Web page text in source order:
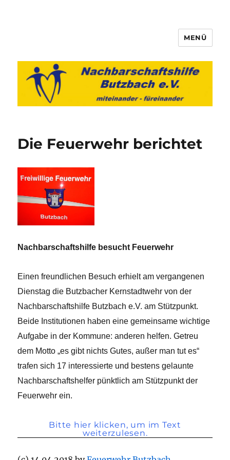
Nachbarschaftshilfe Butzbach
e.V.
MENÜ
Die Feuerwehr berichtet
Nachbarschaftshilfe besucht Feuerwehr
Einen freundlichen Besuch erhielt am vergangenen
Dienstag die Butzbacher Kernstadtwehr von der
Nachbarschaftshilfe Butzbach e.V. am Stützpunkt.
Beide Institutionen haben eine gemeinsame wichtige
Aufgabe in der Kommune: anderen helfen. Getreu
dem Motto „es gibt nichts Gutes, außer man tut es“
trafen sich 17 interessierte und bestens gelaunte
Nachbarschaftshelfer pünktlich am Stützpunkt der
Feuerwehr ein.
Bitte hier klicken, um im Text
weiterzulesen.